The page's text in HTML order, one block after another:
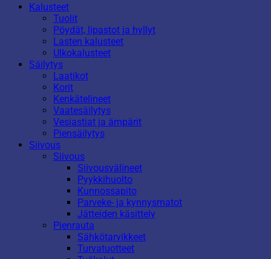
Kalusteet
Tuolit
Pöydät, lipastot ja hyllyt
Lasten kalusteet
Ulkokalusteet
Säilytys
Laatikot
Korit
Kenkätelineet
Vaatesäilytys
Vesiastiat ja ämpärit
Piensäilytys
Siivous
Siivous
Siivousvälineet
Pyykkihuolto
Kunnossapito
Parveke- ja kynnysmatot
Jätteiden käsittely
Pienrauta
Sähkötarvikkeet
Turvatuotteet